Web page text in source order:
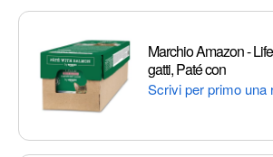
Marchio Amazon -
gatti, Paté con
Scrivi per primo una